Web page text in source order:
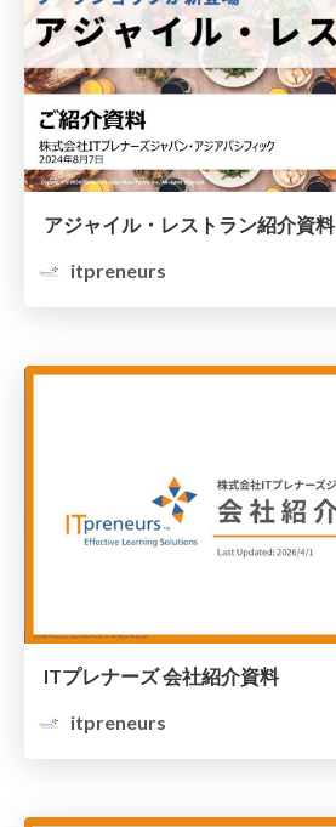
アジャイル・レストラン紹介資料
itpreneurs
ITプレナーズ 会社紹介資料
itpreneurs